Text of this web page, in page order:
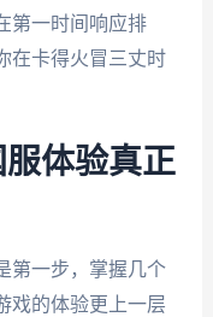
第一时间响应排
在卡得火冒三丈时
体验真正
第一步，掌握几个
戏的体验更上一层